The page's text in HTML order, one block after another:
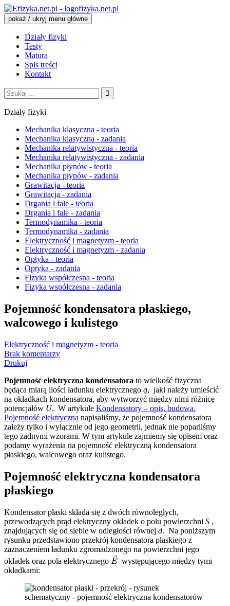
fizyka.net.pl
pokaż / ukryj menu główne
Działy fizyki
Testy
Matura
Spis treści
Kontakt
Szukaj:
Działy fizyki
Mechanika klasyczna - teoria
Mechanika klasyczna - zadania
Mechanika relatywistyczna - teoria
Mechanika relatywistyczna - zadania
Mechanika płynów - teoria
Mechanika płynów - zadania
Grawitacja - teoria
Grawitacja - zadania
Drgania i fale - teoria
Drgania i fale - zadania
Termodynamika - teoria
Termodynamika - zadania
Elektryczność i magnetyzm - teoria
Elektryczność i magnetyzm - zadania
Optyka - teoria
Optyka - zadania
Fizyka współczesna - teoria
Fizyka współczesna - zadania
Pojemność kondensatora płaskiego,
walcowego i kulistego
Elektryczność i magnetyzm - teoria
Brak komentarzy
Drukuj
Pojemność elektryczna kondensatora to wielkość fizyczna
będąca miarą ilości ładunku elektrycznego q, jaki należy umieścić
na okładkach kondensatora, aby wytworzyć między nimi różnicę
potencjałów U. W artykule Kondensatory – opis, budowa.
Pojemność elektryczna napisaliśmy, że pojemność kondensatora
zależy tylko i wyłącznie od jego geometrii, jednak nie poparliśmy
tego żadnymi wzorami. W tym artykule zajmiemy się opisem oraz
podamy wyrażenia na pojemność elektryczną kondensatora
płaskiego, walcowego oraz kulistego.
Pojemność elektryczna kondensatora
płaskiego
Kondensator płaski składa się z dwóch równoległych,
przewodzących prąd elektryczny okładek o polu powierzchni S ,
znajdujących się od siebie w odległości równej d. Na poniższym
rysunku przedstawiono przekrój kondensatora płaskiego z
zaznaczeniem ładunku zgromadzonego na powierzchni jego
okładek oraz pola elektrycznego E→
występującego między tymi
okładkami: